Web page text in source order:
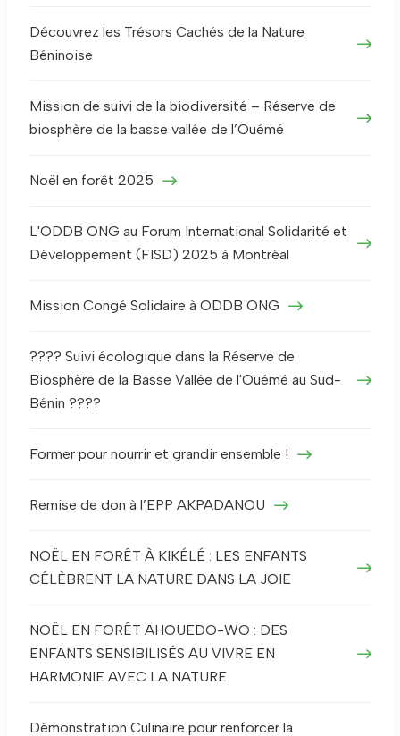
Découvrez les Trésors Cachés de la Nature
Béninoise
Mission de suivi de la biodiversité – Réserve de
biosphère de la basse vallée de l’Ouémé
Noël en forêt 2025
L'ODDB ONG au Forum International Solidarité et
Développement (FISD) 2025 à Montréal
Mission Congé Solidaire à ODDB ONG
???? Suivi écologique dans la Réserve de
Biosphère de la Basse Vallée de l'Ouémé au Sud-
Bénin ????
Former pour nourrir et grandir ensemble !
Remise de don à l’EPP AKPADANOU
NOËL EN FORÊT À KIKÉLÉ : LES ENFANTS
CÉLÈBRENT LA NATURE DANS LA JOIE
NOËL EN FORÊT AHOUEDO-WO : DES
ENFANTS SENSIBILISÉS AU VIVRE EN
HARMONIE AVEC LA NATURE
Démonstration Culinaire pour renforcer la